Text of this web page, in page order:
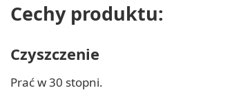
Cechy produktu:
Czyszczenie
Prać w 30 stopni.